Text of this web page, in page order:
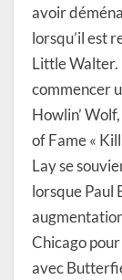
avoir
lorsqu’il est
Little Walter.
commencer
Howlin’
of Fame «
Lay se
lorsque Paul
Chicago
avec